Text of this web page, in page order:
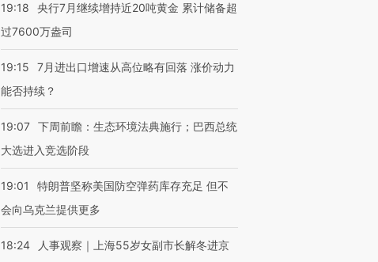
19:18
央行7月继续增持近20吨黄金 累计储备超
过7600万盎司
19:15
7月进出口增速从高位略有回落 涨价动力
能否持续？
19:07 下周前瞻：生态环境法典施行；巴西总统
大选进入竞选阶段
19:01
特朗普坚称美国防空弹药库存充足 但不
会向乌克兰提供更多
18:24 人事观察｜上海55岁女副市长解冬进京